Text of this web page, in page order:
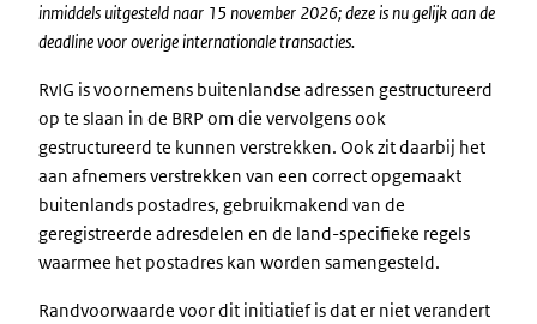
inmiddels uitgesteld naar 15 november 2026; deze is nu gelijk aan de
deadline voor overige internationale transacties.
RvIG is voornemens buitenlandse adressen gestructureerd
op te slaan in de BRP om die vervolgens ook
gestructureerd te kunnen verstrekken. Ook zit daarbij het
aan afnemers verstrekken van een correct opgemaakt
buitenlands postadres, gebruikmakend van de
geregistreerde adresdelen en de land-specifieke regels
waarmee het postadres kan worden samengesteld.
Randvoorwaarde voor dit initiatief is dat er niet verandert